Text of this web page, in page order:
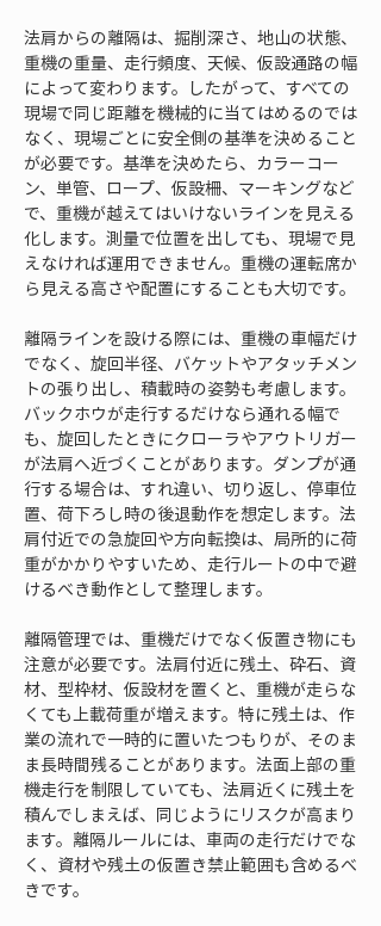
法肩からの離隔は、掘削深さ、地山の状態、
重機の重量、走行頻度、天候、仮設通路の幅
によって変わります。したがって、すべての
現場で同じ距離を機械的に当てはめるのでは
なく、現場ごとに安全側の基準を決めること
が必要です。基準を決めたら、カラーコー
ン、単管、ロープ、仮設柵、マーキングなど
で、重機が越えてはいけないラインを見える
化します。測量で位置を出しても、現場で見
えなければ運用できません。重機の運転席か
ら見える高さや配置にすることも大切です。
離隔ラインを設ける際には、重機の車幅だけ
でなく、旋回半径、バケットやアタッチメン
トの張り出し、積載時の姿勢も考慮します。
バックホウが走行するだけなら通れる幅で
も、旋回したときにクローラやアウトリガー
が法肩へ近づくことがあります。ダンプが通
行する場合は、すれ違い、切り返し、停車位
置、荷下ろし時の後退動作を想定します。法
肩付近での急旋回や方向転換は、局所的に荷
重がかかりやすいため、走行ルートの中で避
けるべき動作として整理します。
離隔管理では、重機だけでなく仮置き物にも
注意が必要です。法肩付近に残土、砕石、資
材、型枠材、仮設材を置くと、重機が走らな
くても上載荷重が増えます。特に残土は、作
業の流れで一時的に置いたつもりが、そのま
ま長時間残ることがあります。法面上部の重
機走行を制限していても、法肩近くに残土を
積んでしまえば、同じようにリスクが高まり
ます。離隔ルールには、車両の走行だけでな
く、資材や残土の仮置き禁止範囲も含めるべ
きです。